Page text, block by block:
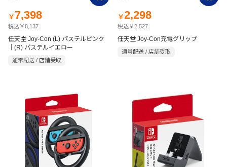
￥ 7,398
税込￥8,137
任天堂 Joy-Con (L) パステルピンク
｜(R) パステルイエロー
通常配送 / 店舗受取
￥2,298
税込￥2,527
任天堂 Joy-Con充電グリップ
通常配送 / 店舗受取